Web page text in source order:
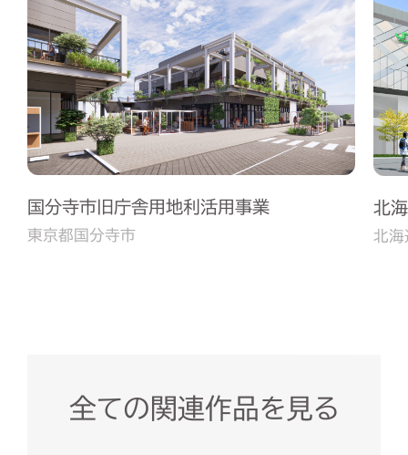
国分寺市旧庁舎用地利活用事業
東京都国分寺市
北
北
全ての関連作品を見る